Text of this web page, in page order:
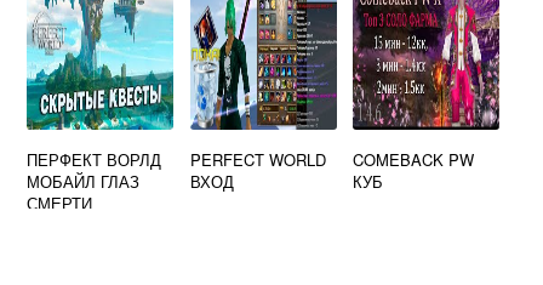
ПЕРФЕКТ ВОРЛД
МОБАЙЛ ГЛАЗ
СМЕРТИ
PERFECT WORLD
ВХОД
COMEBACK PW
КУБ